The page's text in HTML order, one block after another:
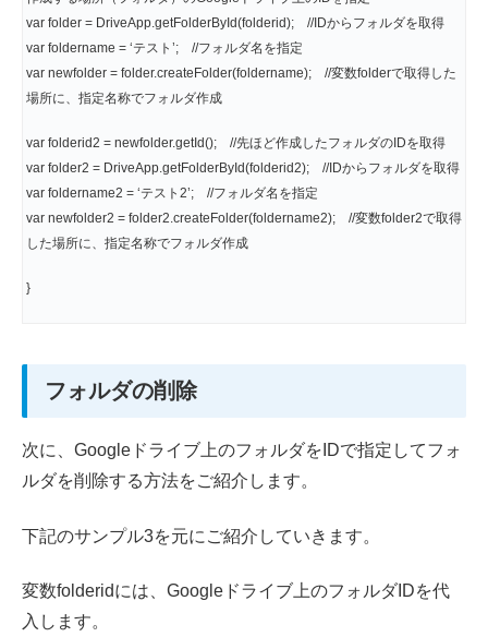
var folder = DriveApp.getFolderById(folderid); //IDからフォルダを取得
var foldername = ‘テスト’; //フォルダ名を指定
var newfolder = folder.createFolder(foldername); //変数folderで取得した
場所に、指定名称でフォルダ作成
var folderid2 = newfolder.getId(); //先ほど作成したフォルダのIDを取得
var folder2 = DriveApp.getFolderById(folderid2); //IDからフォルダを取得
var foldername2 = ‘テスト2’; //フォルダ名を指定
var newfolder2 = folder2.createFolder(foldername2); //変数folder2で取得
した場所に、指定名称でフォルダ作成
}
フォルダの削除
次に、Googleドライブ上のフォルダをIDで指定してフォ
ルダを削除する方法をご紹介します。
下記のサンプル3を元にご紹介していきます。
変数folderidには、Googleドライブ上のフォルダIDを代
入します。